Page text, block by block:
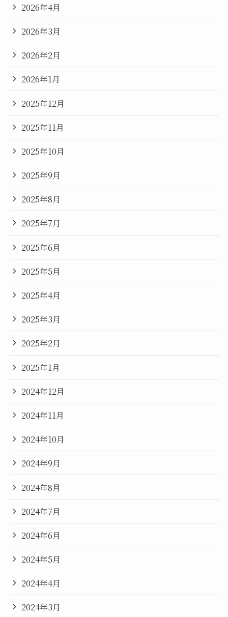
2026年4月
2026年3月
2026年2月
2026年1月
2025年12月
2025年11月
2025年10月
2025年9月
2025年8月
2025年7月
2025年6月
2025年5月
2025年4月
2025年3月
2025年2月
2025年1月
2024年12月
2024年11月
2024年10月
2024年9月
2024年8月
2024年7月
2024年6月
2024年5月
2024年4月
2024年3月